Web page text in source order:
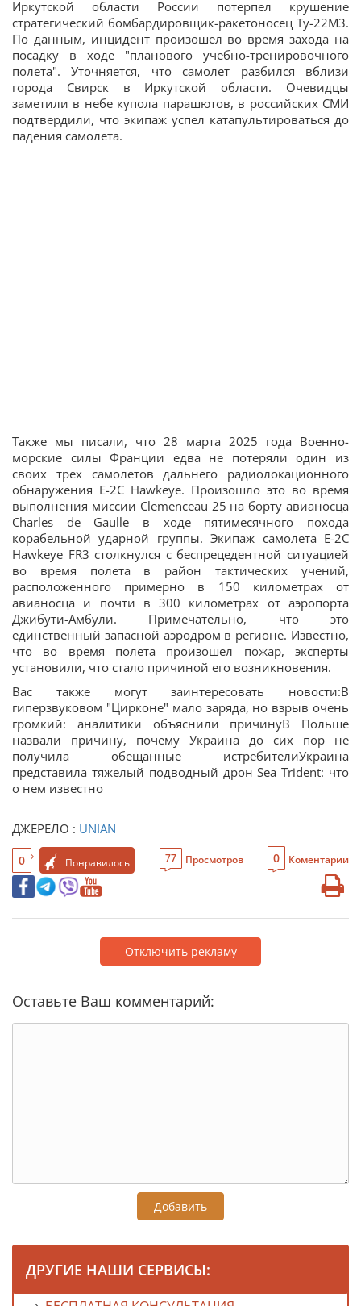
Иркутской области России потерпел крушение
стратегический бомбардировщик-ракетоносец Ту-22М3.
По данным, инцидент произошел во время захода на
посадку в ходе "планового учебно-тренировочного
полета". Уточняется, что самолет разбился вблизи
города Свирск в Иркутской области. Очевидцы
заметили в небе купола парашютов, в российских СМИ
подтвердили, что экипаж успел катапультироваться до
падения самолета.
Также мы писали, что 28 марта 2025 года Военно-
морские силы Франции едва не потеряли один из
своих трех самолетов дальнего радиолокационного
обнаружения E-2C Hawkeye. Произошло это во время
выполнения миссии Clemenceau 25 на борту авианосца
Charles de Gaulle в ходе пятимесячного похода
корабельной ударной группы. Экипаж самолета E-2C
Hawkeye FR3 столкнулся с беспрецедентной ситуацией
во время полета в район тактических учений,
расположенного примерно в 150 километрах от
авианосца и почти в 300 километрах от аэропорта
Джибути-Амбули. Примечательно, что это
единственный запасной аэродром в регионе. Известно,
что во время полета произошел пожар, эксперты
установили, что стало причиной его возникновения.
Вас также могут заинтересовать новости:В
гиперзвуковом "Цирконе" мало заряда, но взрыв очень
громкий: аналитики объяснили причинуВ Польше
назвали причину, почему Украина до сих пор не
получила обещанные истребителиУкраина
представила тяжелый подводный дрон Sea Trident: что
о нем известно
ДЖЕРЕЛО : UNIAN
0 Понравилось 77 Просмотров 0 Коментарии
Отключить рекламу
Оставьте Ваш комментарий:
Добавить
ДРУГИЕ НАШИ СЕРВИСЫ: